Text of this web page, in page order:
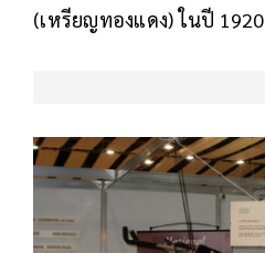
(เหรียญทองแดง) ในปี 1920